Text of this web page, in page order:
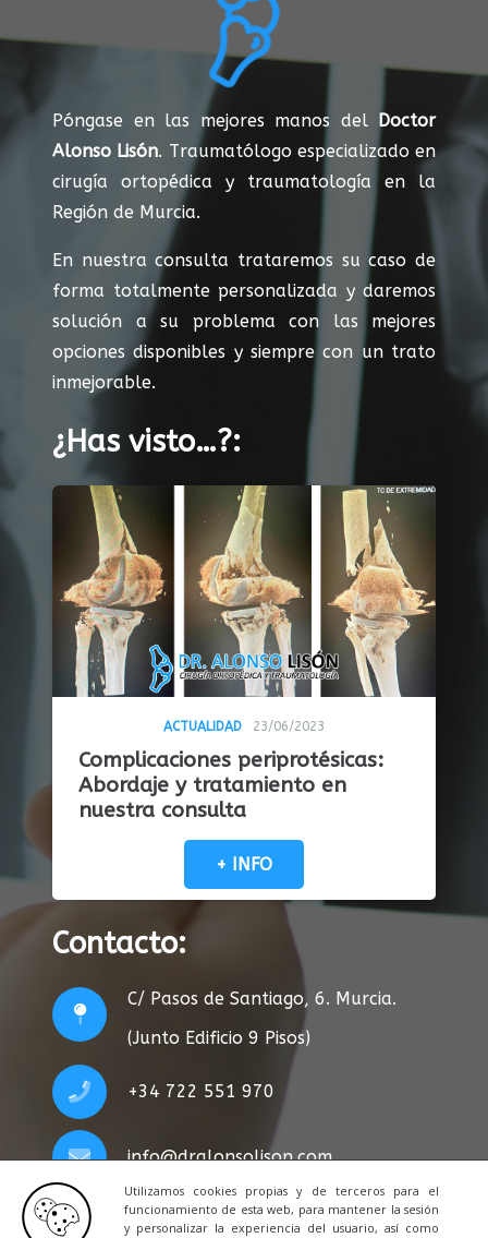
Utilizamos cookies propias y de terceros para el
funcionamiento de esta web, para mantener la sesión
y personalizar la experiencia del usuario, así como
Póngase en las mejores manos del Doctor
Alonso Lisón. Traumatólogo especializado en
cirugía ortopédica y traumatología en la
Región de Murcia.
En nuestra consulta trataremos su caso de
forma totalmente personalizada y daremos
solución a su problema con las mejores
opciones disponibles y siempre con un trato
inmejorable.
¿Has visto…?:
ACTUALIDAD 23/06/2023
Complicaciones periprotésicas:
Abordaje y tratamiento en
nuestra consulta
+ INFO
Contacto:
C/ Pasos de Santiago, 6. Murcia.
(Junto Edificio 9 Pisos)
+34 722 551 970
info@dralonsolison.com